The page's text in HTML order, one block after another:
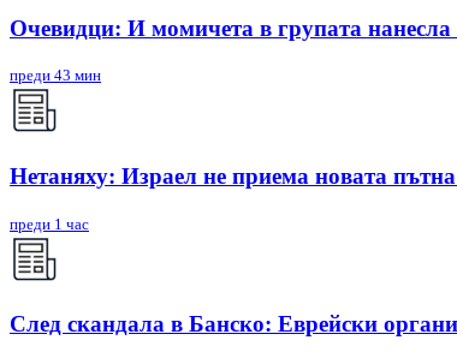
Очевидци: И момичета в групата
преди 43 мин
Нетаняху: Израел не приема новата пътна
преди 1 час
След скандала в Банско: Eврейски